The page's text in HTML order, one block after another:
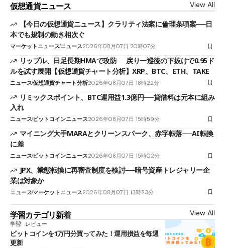
仮想通貨ニュース View All
【今日の仮想通貨ニュース】クラリティ法案に倫理条項案──日
本でも規制の動き相次ぐ
マーケットニュースニュース2026年08月07日 20時07分
リップル、日足長期HMAで攻防──戻り一巡後の下抜けで0.95ド
ルを試す展開【仮想通貨チャート分析】XRP、BTC、ETH、TAKE
ニュース仮想通貨チャート分析2026年08月07日 18時22分
リミックスポイント、BTC運用益1.3億円──貸借料は元本に組み
入れ
ニュースビットコインニュース2026年08月07日 15時59分
マイニング大手MARAとクリーンスパーク、赤字転落──AI転換
に差
ニュースビットコインニュース2026年08月07日 15時02分
JPX、業態転換に再審査制度を検討──暗号資産トレジャリー企
業は対象か
ニュースマーケットニュース2026年08月07日 13時23分
学習カテゴリ新着 View All
学習 レビュー
ビットコインを1万円分買ってみた！運用損益を毎週
更新